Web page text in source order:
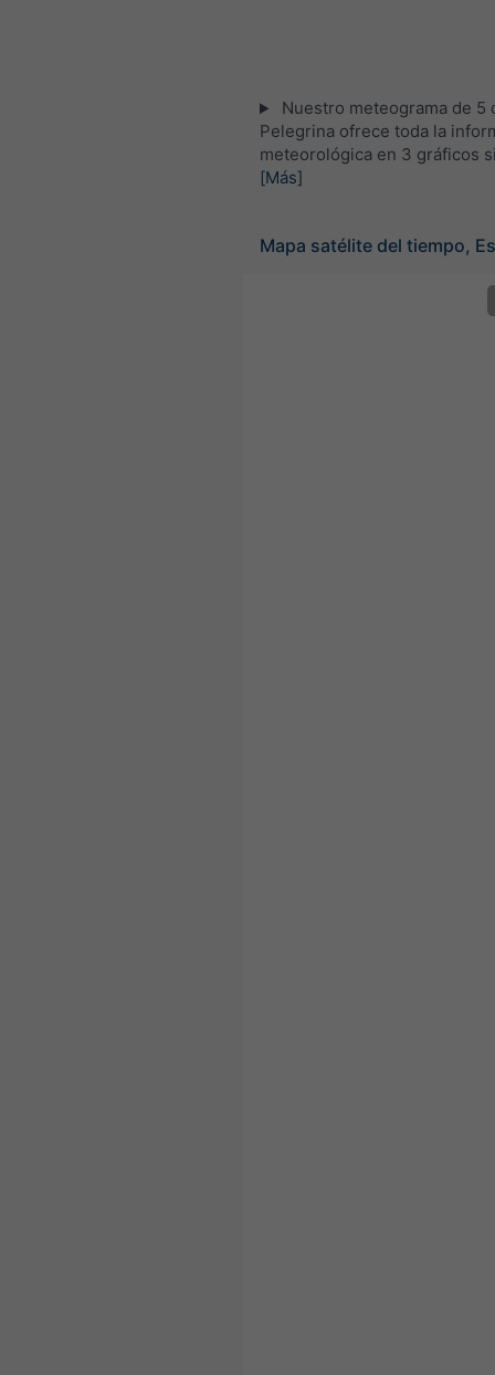
Nuestro meteograma de 5
Pelegrina ofrece toda la
meteorológica en 3 gráficos
[Más]
Mapa satélite del tiempo,